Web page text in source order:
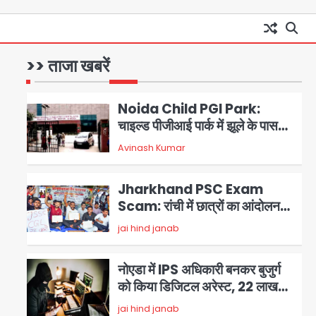
>> ताजा खबरें
1
Noida News: गांजा तस्कर महिला
2
Noida Child PGI Park:
चाइल्ड पीजीआई पार्क में झूले के पास
लोहे की ग्रिल में उतरा करंट, 7 साल के
बच्चे की हालत गंभीर, बिजली विभाग पर
लापरवाही का आरोप
3
Jharkhand PSC Exam
Scam: रांची में छात्रों का आंदोलन
तेज, सरकार से बातचीत को तैयार, रखीं
दो बड़ी शर्तें
4
नोएडा में IPS अधिकारी बनकर बुजुर्ग
को किया डिजिटल अरेस्ट, 22 लाख
रुपये की ठगी